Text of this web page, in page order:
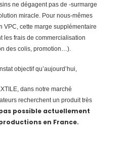
ne dégagent pas de -surmarge
miracle. Pour nous-mêmes
VPC, cette marge supplémentaire
les frais de commercialisation
des colis, promotion…).
objectif qu’aujourd’hui,
dans notre marché
recherchent un produit très
possible actuellement
en France.